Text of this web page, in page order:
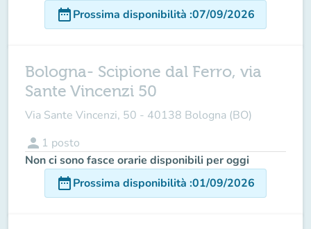
date_rangeProssima disponibilità :07/09/2026
Bologna- Scipione dal Ferro, via
Sante Vincenzi 50
Via Sante Vincenzi, 50 - 40138 Bologna (BO)
person 1 posto
Non ci sono fasce orarie disponibili per oggi
date_rangeProssima disponibilità :01/09/2026